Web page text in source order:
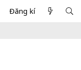
Đăng kí